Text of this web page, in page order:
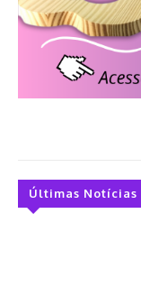
Últimas Notícias